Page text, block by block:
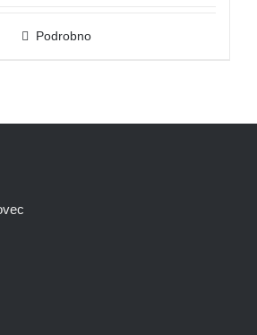
Podrobno